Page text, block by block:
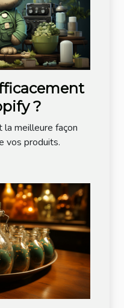
?
meilleure façon
vos produits.